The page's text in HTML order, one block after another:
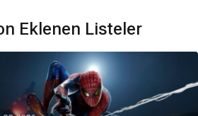
Beach Bum'dan
Yeni Fragman
Geldi
Eklenen Listeler